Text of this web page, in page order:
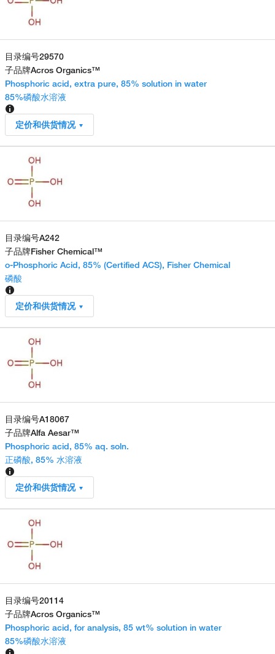
目录编号29570
子品牌Acros Organics™
Phosphoric acid, extra pure, 85% solution in water
85%磷酸水溶液
定价和供货情况
目录编号A242
子品牌Fisher Chemical™
o-Phosphoric Acid, 85% (Certified ACS), Fisher Chemical
磷酸
定价和供货情况
目录编号A18067
子品牌Alfa Aesar™
Phosphoric acid, 85% aq. soln.
正磷酸, 85% 水溶液
定价和供货情况
目录编号20114
子品牌Acros Organics™
Phosphoric acid, for analysis, 85 wt% solution in water
85%磷酸水溶液